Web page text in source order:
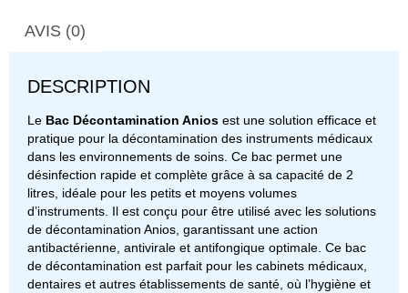
AVIS (0)
DESCRIPTION
Le Bac Décontamination Anios est une solution efficace et
pratique pour la décontamination des instruments médicaux
dans les environnements de soins. Ce bac permet une
désinfection rapide et complète grâce à sa capacité de 2
litres, idéale pour les petits et moyens volumes
d’instruments. Il est conçu pour être utilisé avec les solutions
de décontamination Anios, garantissant une action
antibactérienne, antivirale et antifongique optimale. Ce bac
de décontamination est parfait pour les cabinets médicaux,
dentaires et autres établissements de santé, où l’hygiène et